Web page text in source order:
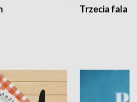
Trzecia fala -